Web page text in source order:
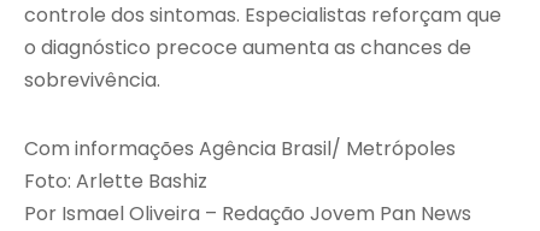
controle dos sintomas. Especialistas reforçam que
o diagnóstico precoce aumenta as chances de
sobrevivência.
Com informações Agência Brasil/ Metrópoles
Foto: Arlette Bashiz
Por Ismael Oliveira – Redação Jovem Pan News